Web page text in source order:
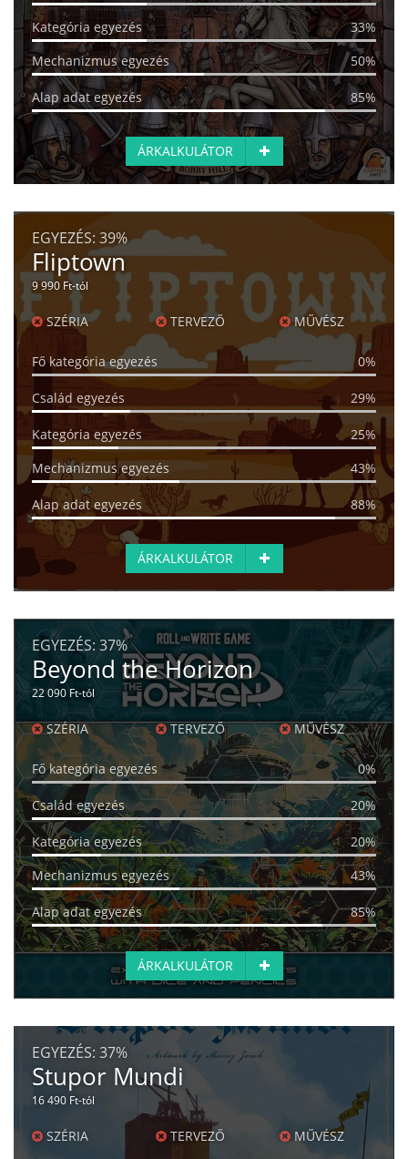
Kategória egyezés
33%
Mechanizmus egyezés
50%
Alap adat egyezés 85%
ÁRKALKULÁTOR
EGYEZÉS: 39%
Fliptown
9 990 Ft-tól
SZÉRIA TERVEZŐ MŰVÉSZ
Fő kategória egyezés 0%
Család egyezés 29%
Kategória egyezés
25%
Mechanizmus egyezés
43%
Alap adat egyezés 88%
ÁRKALKULÁTOR
EGYEZÉS: 37%
Beyond the Horizon
22 090 Ft-tól
SZÉRIA TERVEZŐ MŰVÉSZ
Fő kategória egyezés 0%
Család egyezés 20%
Kategória egyezés
20%
Mechanizmus egyezés
43%
Alap adat egyezés 85%
ÁRKALKULÁTOR
EGYEZÉS: 37%
Stupor Mundi
16 490 Ft-tól
SZÉRIA TERVEZŐ MŰVÉSZ